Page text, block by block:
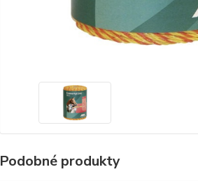
Podobné produkty